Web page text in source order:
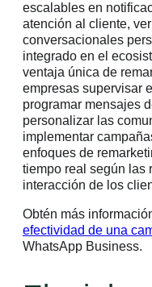
escalables en
atención al cliente,
conversacionales
integrado en el
ventaja única de
empresas supervisar
programar mensajes
personalizar las
implementar
enfoques de
tiempo real según las
interacción de los
Obtén más
efectividad de una
WhatsApp Business.